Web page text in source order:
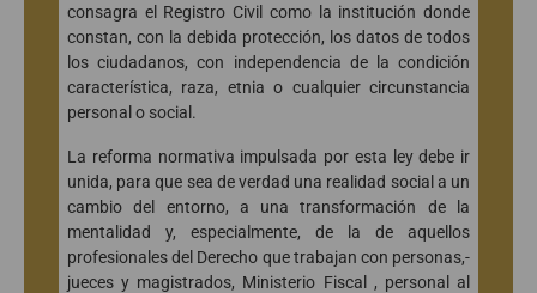
consagra el Registro Civil como la institución donde
constan, con la debida protección, los datos de todos
los ciudadanos, con independencia de la condición
característica, raza, etnia o cualquier circunstancia
personal o social.
La reforma normativa impulsada por esta ley debe ir
unida, para que sea de verdad una realidad social a un
cambio del entorno, a una transformación de la
mentalidad y, especialmente, de la de aquellos
profesionales del Derecho que trabajan con personas,-
jueces y magistrados, Ministerio Fiscal , personal al